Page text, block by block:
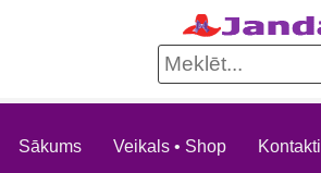
Sākums Veikals • Shop Kontakti